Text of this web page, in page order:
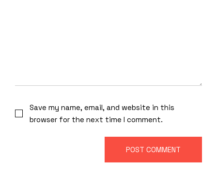
Save my name, email, and website in this
browser for the next time I comment.
POST COMMENT